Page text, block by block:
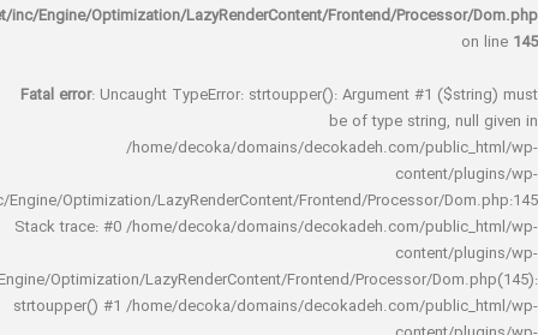
rocket/inc/Engine/Optimization/LazyRenderContent/Frontend/
Fatal error : Uncaught TypeError: strtoupper(): Argument #1
be of type string,
/home/decoka/domains/decokadeh.com/
rocket/inc/Engine/Optimization/LazyRenderContent/Frontend/Processor/
Stack trace: #0 /home/decoka/domains/decokadeh.com/
rocket/inc/Engine/Optimization/LazyRenderContent/Frontend/Processor/
strtoupper() #1 /home/decoka/domains/decokadeh.com/